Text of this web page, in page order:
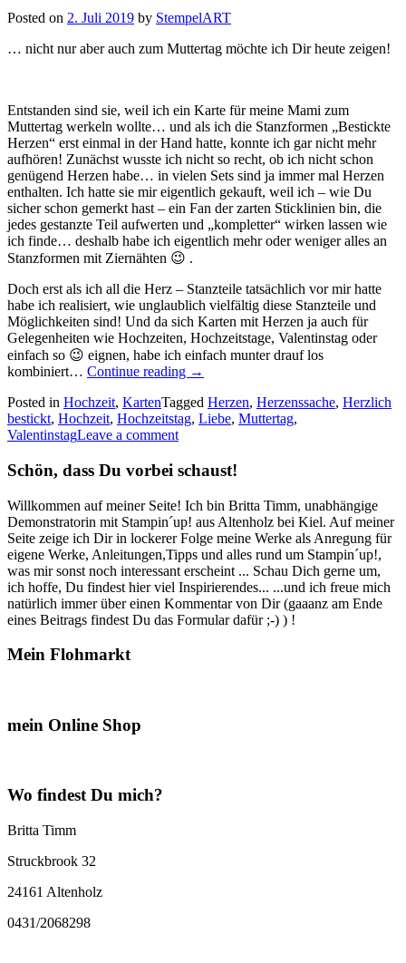
Posted on 2. Juli 2019 by StempelART
… nicht nur aber auch zum Muttertag möchte ich Dir heute zeigen!
Entstanden sind sie, weil ich ein Karte für meine Mami zum
Muttertag werkeln wollte… und als ich die Stanzformen „Bestickte
Herzen“ erst einmal in der Hand hatte, konnte ich gar nicht mehr
aufhören! Zunächst wusste ich nicht so recht, ob ich nicht schon
genügend Herzen habe… in vielen Sets sind ja immer mal Herzen
enthalten. Ich hatte sie mir eigentlich gekauft, weil ich – wie Du
sicher schon gemerkt hast – ein Fan der zarten Sticklinien bin, die
jedes gestanzte Teil aufwerten und „kompletter“ wirken lassen wie
ich finde… deshalb habe ich eigentlich mehr oder weniger alles an
Stanzformen mit Ziernähten 😉 .
Doch erst als ich all die Herz – Stanzteile tatsächlich vor mir hatte
habe ich realisiert, wie unglaublich vielfältig diese Stanzteile und
Möglichkeiten sind! Und da sich Karten mit Herzen ja auch für
Gelegenheiten wie Hochzeiten, Hochzeitstage, Valentinstag oder
einfach so 😉 eignen, habe ich einfach munter drauf los
kombiniert… Continue reading „Viele
bestickte
Karten…“
→
Posted in Hochzeit, KartenTagged Herzen, Herzenssache, Herzlich
bestickt, Hochzeit, Hochzeitstag, Liebe, Muttertag,
ValentinstagLeave a comment
Schön, dass Du vorbei schaust!
Willkommen auf meiner Seite! Ich bin Britta Timm, unabhängige
Demonstratorin mit Stampin´up! aus Altenholz bei Kiel. Auf meiner
Seite zeige ich Dir in lockerer Folge meine Werke als Anregung für
eigene Werke, Anleitungen,Tipps und alles rund um Stampin´up!,
was mir sonst noch interessant erscheint ... Schau Dich gerne um,
ich hoffe, Du findest hier viel Inspirierendes... ...und ich freue mich
natürlich immer über einen Kommentar von Dir (gaaanz am Ende
eines Beitrags findest Du das Formular dafür ;-) ) !
Mein Flohmarkt
mein Online Shop
Wo findest Du mich?
Britta Timm
Struckbrook 32
24161 Altenholz
0431/2068298